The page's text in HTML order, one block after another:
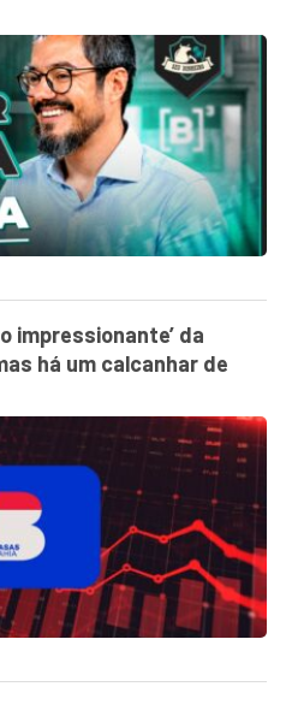
impressionante’ da
há um calcanhar de